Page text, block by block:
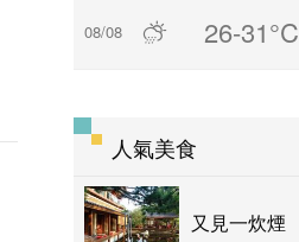
08/08 26-31°C
人氣美食
又見一炊煙